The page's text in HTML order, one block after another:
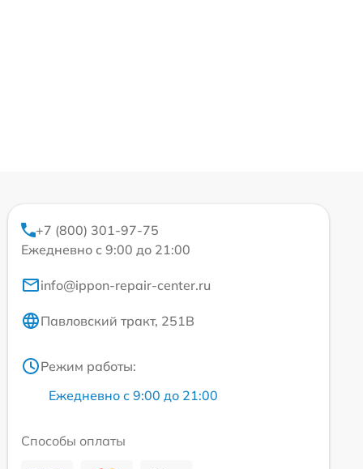
+7 (800) 301-97-75
Ежедневно с 9:00 до 21:00
info@ippon-repair-center.ru
Павловский тракт, 251В
Режим работы:
Ежедневно с 9:00 до 21:00
Способы оплаты